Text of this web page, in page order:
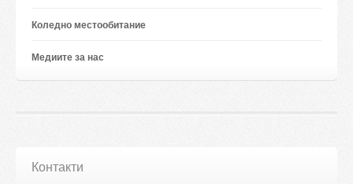
Коледно местообитание
Медиите за нас
Контакти